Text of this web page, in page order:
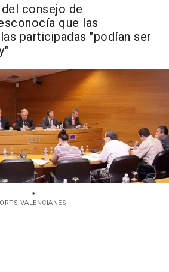
consejo de
que las
participadas "podían ser
VALENCIANES